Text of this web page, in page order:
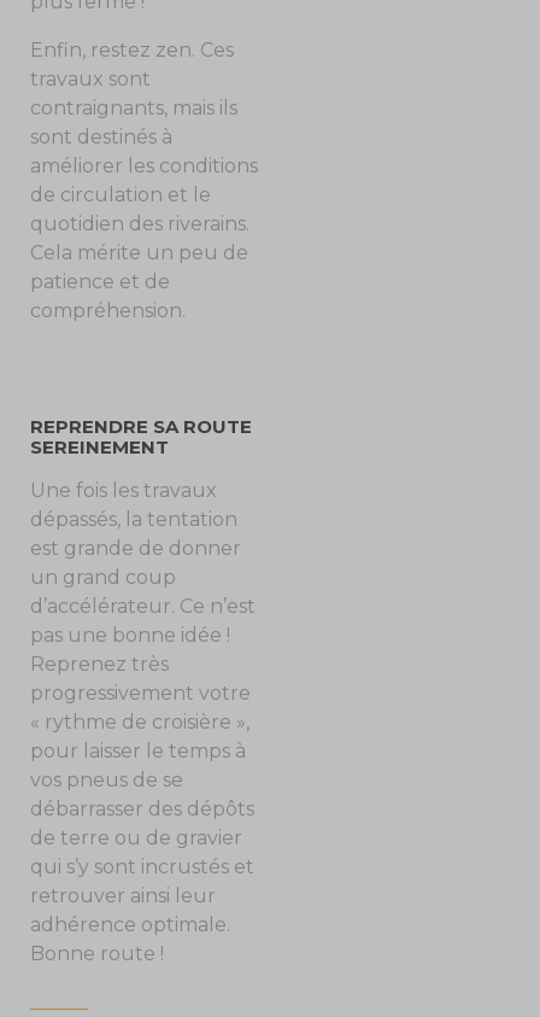
Enfin, restez zen. Ces
travaux sont
contraignants, mais ils
sont destinés à
améliorer les conditions
de circulation et le
quotidien des riverains.
Cela mérite un peu de
patience et de
compréhension.
REPRENDRE SA ROUTE
SEREINEMENT
Une fois les travaux
dépassés, la tentation
est grande de donner
un grand coup
d’accélérateur. Ce n’est
pas une bonne idée !
Reprenez très
progressivement votre
« rythme de croisière »,
pour laisser le temps à
vos pneus de se
débarrasser des dépôts
de terre ou de gravier
qui s’y sont incrustés et
retrouver ainsi leur
adhérence optimale.
Bonne route !